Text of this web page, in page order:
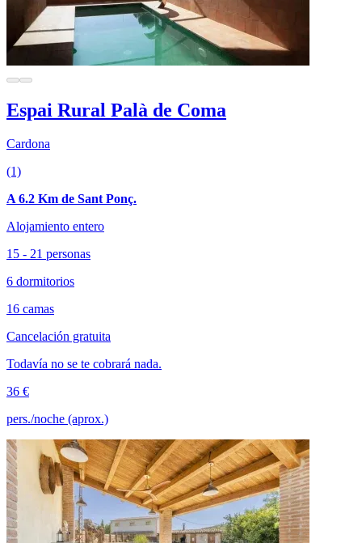
Espai Rural Palà de Coma
Cardona
(1)
A 6.2 Km de Sant Ponç.
Alojamiento entero
15 - 21 personas
6 dormitorios
16 camas
Cancelación gratuita
Todavía no se te cobrará nada.
36 €
pers./noche (aprox.)